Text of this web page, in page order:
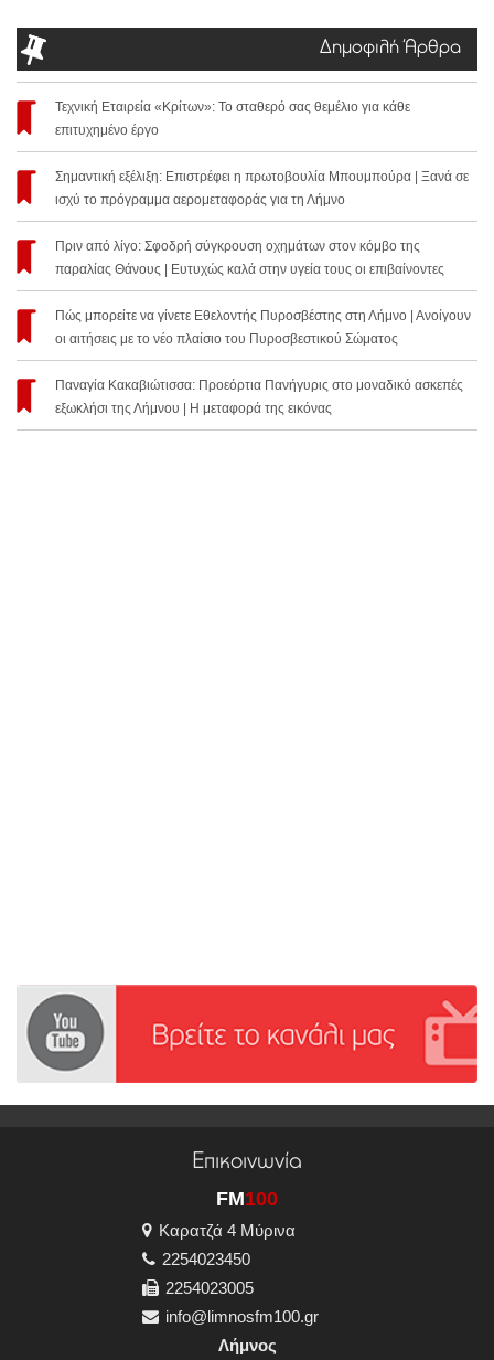
Δημοφιλή Άρθρα
Τεχνική Εταιρεία «Κρίτων»: Το σταθερό σας θεμέλιο για κάθε
επιτυχημένο έργο
Σημαντική εξέλιξη: Επιστρέφει η πρωτοβουλία Μπουμπούρα | Ξανά σε
ισχύ το πρόγραμμα αερομεταφοράς για τη Λήμνο
Πριν από λίγο: Σφοδρή σύγκρουση οχημάτων στον κόμβο της
παραλίας Θάνους | Ευτυχώς καλά στην υγεία τους οι επιβαίνοντες
Πώς μπορείτε να γίνετε Εθελοντής Πυροσβέστης στη Λήμνο | Ανοίγουν
οι αιτήσεις με το νέο πλαίσιο του Πυροσβεστικού Σώματος
Παναγία Κακαβιώτισσα: Προεόρτια Πανήγυρις στο μοναδικό ασκεπές
εξωκλήσι της Λήμνου | Η μεταφορά της εικόνας
Επικοινωνία
FM100
Καρατζά 4 Μύρινα
2254023450
2254023005
info@limnosfm100.gr
Λήμνος